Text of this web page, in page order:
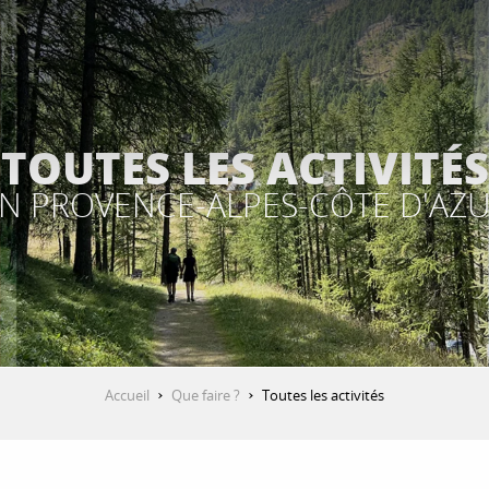
TOUTES LES ACTIVITÉS
PROVENCE-ALPES-CÔTE
Accueil Que faire ? Toutes les activités